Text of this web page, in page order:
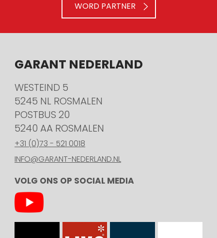
WORD PARTNER
GARANT NEDERLAND
WESTEIND 5
5245 NL ROSMALEN
POSTBUS 20
5240 AA ROSMALEN
+31 (0)73 - 521 0018
INFO@GARANT-NEDERLAND.NL
VOLG ONS OP SOCIAL MEDIA